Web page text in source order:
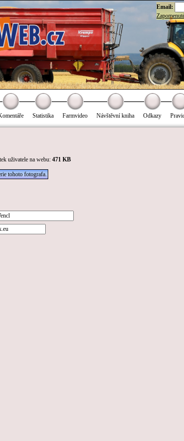
Email:
Statistika Farmvideo Návštěvní kniha Odkazy
uživatele na webu: 471 KB
tohoto fotografa.